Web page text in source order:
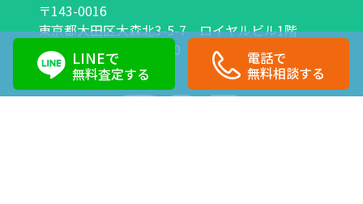
LINEで
無料査定する
電話で
無料相談する
〒143-0016
東京都大田区大森北3-5-7 ロイヤルビル1階
営業時間：10:00～18:00 定休日：日曜日・祝日
0120-89-0007 03-6423-1033